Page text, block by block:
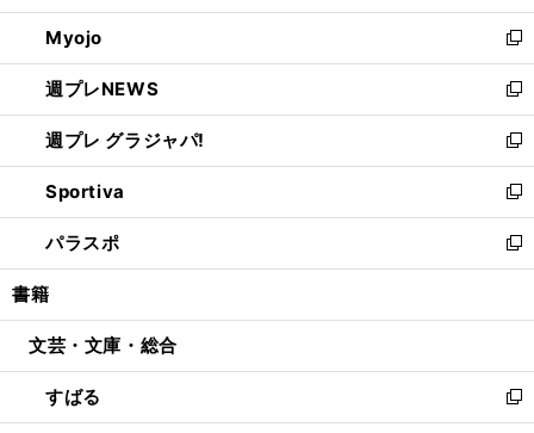
開
く
ウ
で
開
く
ン
ド
ウ
で
開
く
ウ
ィ
ン
ド
ウ
で
開
く
Myojo
新
し
い
ウ
ィ
ン
ド
ウ
で
開
週プレNEWS
新
し
い
ウ
ィ
ン
ド
ウ
開
週プレ グラジャパ!
新
し
い
ウ
ィ
ン
ウ
開
く
Sportiva
新
し
い
ウ
ン
ウ
で
開
パラスポ
新
し
ウ
ン
ド
ウ
書籍
文芸・文庫・総合
すばる
新
し